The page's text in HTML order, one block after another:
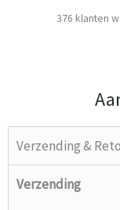
376 klanten
Verzending &
Verzending